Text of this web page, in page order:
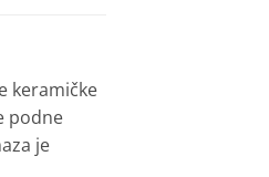
keramičke
podne
je